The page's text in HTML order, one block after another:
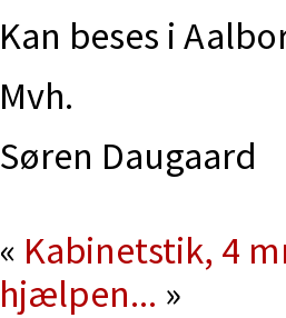
Kan beses i
Mvh.
Søren Daugaard
« Kabinetstik, 4
hjælpen... »